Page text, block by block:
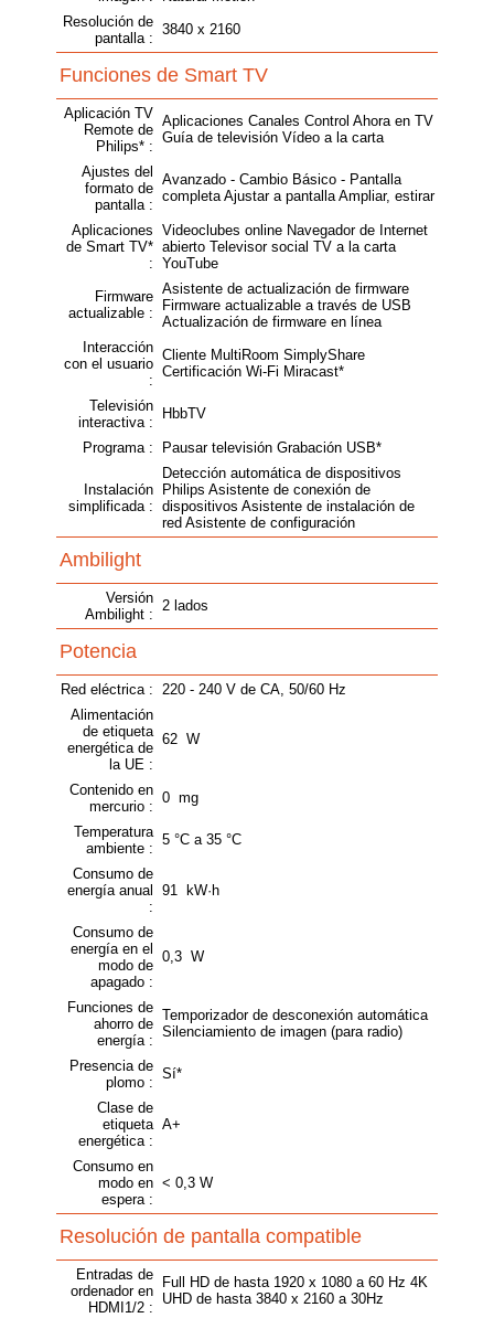
Resolución de
pantalla :
3840 x 2160
Funciones de Smart TV
Aplicación TV
Remote de
Philips* :
Aplicaciones Canales Control Ahora en TV
Guía de televisión Vídeo a la carta
Ajustes del
formato de
pantalla :
Avanzado - Cambio Básico - Pantalla
completa Ajustar a pantalla Ampliar, estirar
Aplicaciones
de Smart TV*
:
Videoclubes online Navegador de Internet
abierto Televisor social TV a la carta
YouTube
Firmware
actualizable :
Asistente de actualización de firmware
Firmware actualizable a través de USB
Actualización de firmware en línea
Interacción
con el usuario
:
Cliente MultiRoom SimplyShare
Certificación Wi-Fi Miracast*
Televisión
interactiva :
HbbTV
Programa : Pausar televisión Grabación USB*
Instalación
simplificada :
Detección automática de dispositivos
Philips Asistente de conexión de
dispositivos Asistente de instalación de
red Asistente de configuración
Ambilight
Versión
Ambilight :
2 lados
Potencia
Red eléctrica : 220 - 240 V de CA, 50/60 Hz
Alimentación
de etiqueta
energética de
la UE :
62 W
Contenido en
mercurio :
0 mg
Temperatura
ambiente :
5 °C a 35 °C
Consumo de
energía anual
:
91 kW·h
Consumo de
energía en el
modo de
apagado :
0,3 W
Funciones de
ahorro de
energía :
Temporizador de desconexión automática
Silenciamiento de imagen (para radio)
Presencia de
plomo :
Sí*
Clase de
etiqueta
energética :
A+
Consumo en
modo en
espera :
< 0,3 W
Resolución de pantalla compatible
Entradas de
ordenador en
HDMI1/2 :
Full HD de hasta 1920 x 1080 a 60 Hz 4K
UHD de hasta 3840 x 2160 a 30Hz